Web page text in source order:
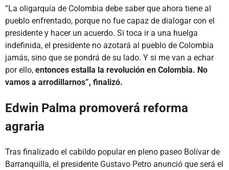
“La oligarquía de Colombia debe saber que ahora tiene al
pueblo enfrentado, porque no fue capaz de dialogar con el
presidente y hacer un acuerdo. Si toca ir a una huelga
indefinida, el presidente no azotará al pueblo de Colombia
jamás, sino que se pondrá de su lado. Y si me van a echar
por ello, entonces estalla la revolución en Colombia. No
vamos a arrodillarnos”, finalizó.
Edwin Palma promoverá reforma
agraria
Tras finalizado el cabildo popular en pleno paseo Bolívar de
Barranquilla, el presidente Gustavo Petro anunció que será el